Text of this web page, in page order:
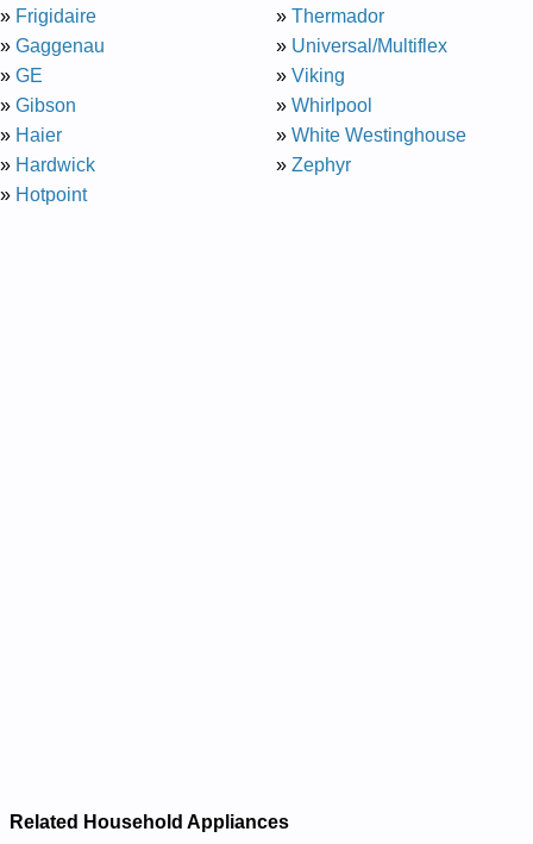
» Frigidaire
» Gaggenau
» GE
» Gibson
» Haier
» Hardwick
» Hotpoint
» Thermador
» Universal/Multiflex
» Viking
» Whirlpool
» White Westinghouse
» Zephyr
Related Household Appliances